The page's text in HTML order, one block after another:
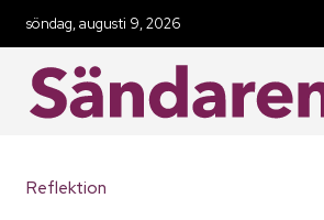
söndag, augusti 9, 2026
Reflektion